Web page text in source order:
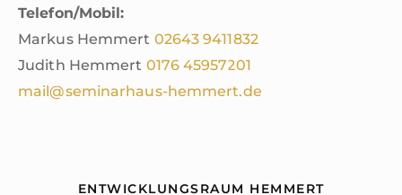
Telefon/Mobil:
Markus Hemmert 02643 9411832
Judith Hemmert 0176 45957201
mail@seminarhaus-hemmert.de
ENTWICKLUNGSRAUM HEMMERT